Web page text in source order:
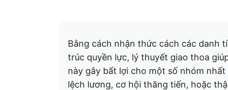
Bằng cách nhận thức cách các danh
trúc quyền lực, lý thuyết giao thoa
này gây bất lợi cho một số nhóm
lệch lương, cơ hội thăng tiến, hoặc